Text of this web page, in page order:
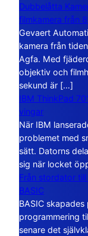
Dubbelåtta
filmkamera från
Gevaert
kamera från
Agfa. Med
objektiv och
sekund är […]
IBM ThinkPad
vingar
När IBM
problemet med
sätt. Datorns
sig när locket
Från stordator till
BASIC
BASIC
programmering
senare det